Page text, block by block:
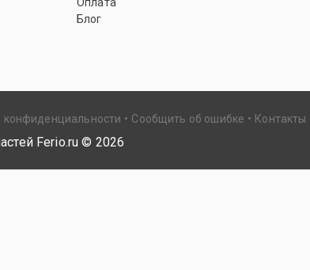
Блог
конфиденциальности Сообщить об ошибке Контакты
Ferio.ru © 2026